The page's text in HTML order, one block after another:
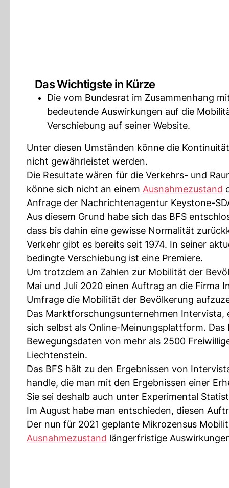
Das Wichtigste in Kürze
Die vom Bundesrat im Zusammenhang
bedeutende Auswirkungen auf die
Verschiebung auf seiner Website.
Unter diesen Umständen könne die
nicht gewährleistet werden.
Die Resultate wären für die Verkehrs- und
könne sich nicht an einem Ausnahmezustand
Anfrage der Nachrichtenagentur Keystone-
Aus diesem Grund habe sich das BFS
dass bis dahin eine gewisse Normalität
Verkehr gibt es bereits seit 1974. In seiner
bedingte Verschiebung ist eine Premiere.
Um trotzdem an Zahlen zur Mobilität der
Mai und Juli 2020 einen Auftrag an die Firma
Umfrage die Mobilität der Bevölkerung
Das Marktforschungsunternehmen
sich selbst als Online-Meinungsplattform.
Bewegungsdaten von mehr als 2500
Liechtenstein.
Das BFS hält zu den Ergebnissen von
handle, die man mit den Ergebnissen einer
Sie sei deshalb auch unter Experimental
Im August habe man entschieden, diesen
Der nun für 2021 geplante Mikrozensus
Ausnahmezustand längerfristige